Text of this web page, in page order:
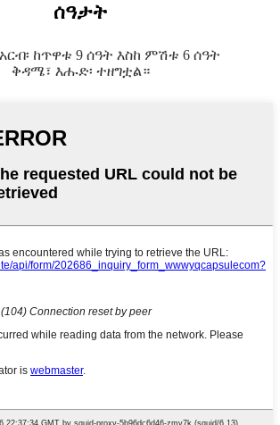
ሰዓታት
ከጥዋቱ 9 ሰዓት እስከ ምሽቱ 6 ሰዓት
ቅዳሜ፣ እሑድ፡ ተዘግቷል።